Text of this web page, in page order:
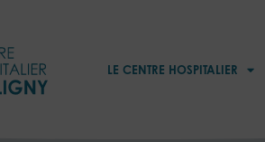
LE CENTRE HOSPITALIER